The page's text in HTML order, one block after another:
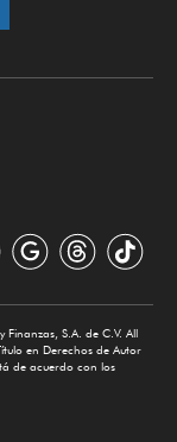
S.A. de C.V. All
en Derechos de Autor
de acuerdo con los